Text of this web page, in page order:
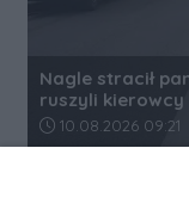
Nagle stracił
ruszyli kierowcy
Data dodania
10.08.2026 09:21